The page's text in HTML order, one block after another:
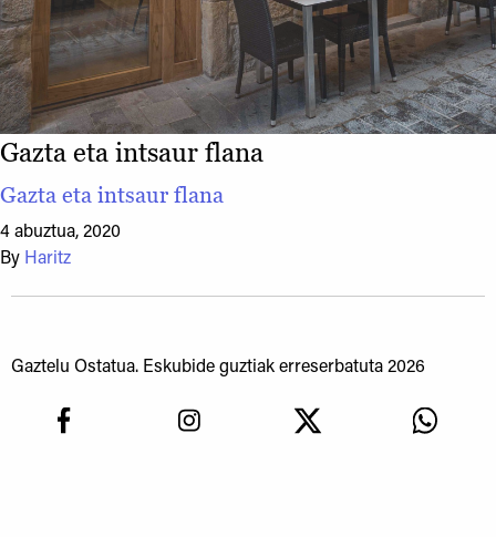
Gazta eta intsaur flana
Gazta eta intsaur flana
4 abuztua, 2020
By Haritz
Gaztelu Ostatua. Eskubide guztiak erreserbatuta 2026